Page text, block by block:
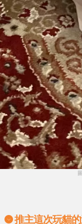
推主這次玩貓